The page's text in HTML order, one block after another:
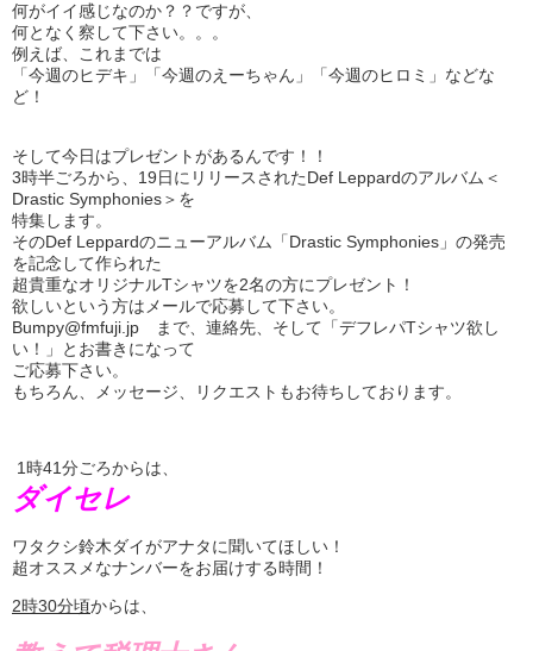
何がイイ感じなのか？？ですが、
何となく察して下さい。。。
例えば、これまでは
「今週のヒデキ」「今週のえーちゃん」「今週のヒロミ」などな
ど！
そして今日はプレゼントがあるんです！！
3時半ごろから、19日にリリースされたDef Leppardのアルバム＜
Drastic Symphonies＞を
特集します。
そのDef Leppardのニューアルバム「Drastic Symphonies」の発売
を記念して作られた
超貴重なオリジナルTシャツを2名の方にプレゼント！
欲しいという方はメールで応募して下さい。
Bumpy@fmfuji.jp まで、連絡先、そして「デフレパTシャツ欲し
い！」とお書きになって
ご応募下さい。
もちろん、メッセージ、リクエストもお待ちしております。
1時41分ごろからは、
ダイセレ
ワタクシ鈴木ダイがアナタに聞いてほしい！
超オススメなナンバーをお届けする時間！
2時30分頃からは、